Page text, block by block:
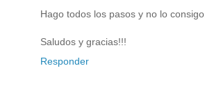
Hago todos los pasos y no lo consigo.
Saludos y gracias!!!
Responder